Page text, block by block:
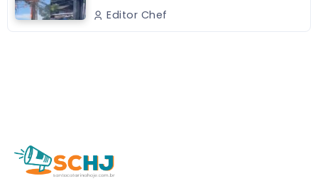
Editor Chef